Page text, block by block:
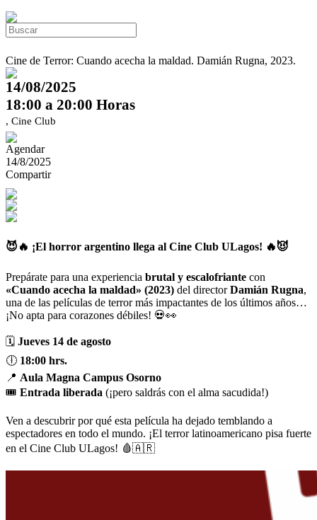
Cine de Terror: Cuando acecha la maldad. Damián Rugna, 2023.
14/08/2025
18:00 a 20:00 Horas
, Cine Club
Agendar
14/8/2025
Compartir
😈🔥 ¡El horror argentino llega al Cine Club ULagos! 🔥😈
Prepárate para una experiencia brutal y escalofriante con
«Cuando acecha la maldad» (2023) del directorDamián Rugna,
una de las películas de terror más impactantes de los últimos años…
¡No apta para corazones débiles! 💀👀
🗓 Jueves 14 de agosto
🕕 18:00 hrs.
📍 Aula Magna Campus Osorno
🎟 Entrada liberada (¡pero saldrás con el alma sacudida!)
Ven a descubrir por qué esta película ha dejado temblando a
espectadores en todo el mundo. ¡El terror latinoamericano pisa fuerte
en el Cine Club ULagos! 🩸🇦🇷